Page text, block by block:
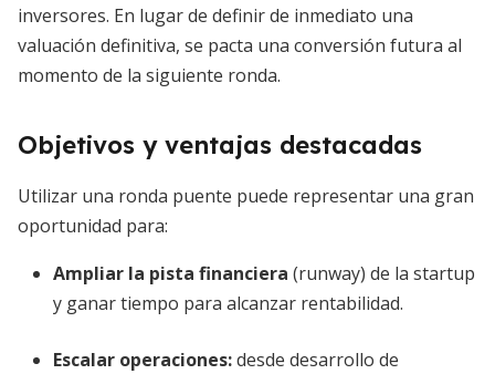
inversores. En lugar de definir de inmediato una
valuación definitiva, se pacta una conversión futura al
momento de la siguiente ronda.
Objetivos y ventajas destacadas
Utilizar una ronda puente puede representar una gran
oportunidad para:
Ampliar la pista financiera (runway) de la startup
y ganar tiempo para alcanzar rentabilidad.
Escalar operaciones:desde desarrollo de